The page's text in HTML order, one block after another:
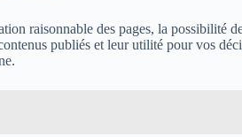
raisonnable des pages, la possibilité
publiés et leur utilité pour vos